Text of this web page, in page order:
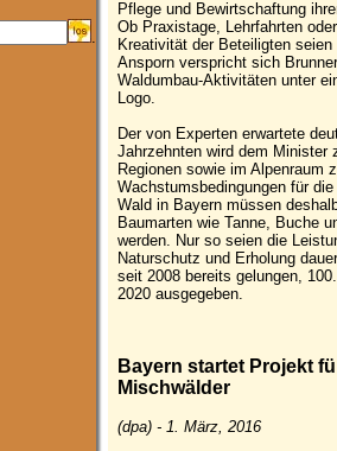
.
Pflege und Bewirtschaftung
Ob Praxistage, Lehrfahrten
Kreativität der Beteiligten
Ansporn verspricht sich
Waldumbau-Aktivitäten unter
Logo.
Der von Experten erwartete
Jahrzehnten wird dem Minister
Regionen sowie im Alpenraum
Wachstumsbedingungen für
Wald in Bayern müssen
Baumarten wie Tanne, Buche
werden. Nur so seien die
Naturschutz und Erholung
seit 2008 bereits gelungen,
2020 ausgegeben.
Bayern startet Projekt
Mischwälder
(dpa) - 1. März, 2016